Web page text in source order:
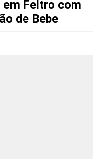
em Feltro com
de Bebe